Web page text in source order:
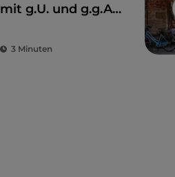
mit g.U. und g.g.A.
3 Minuten